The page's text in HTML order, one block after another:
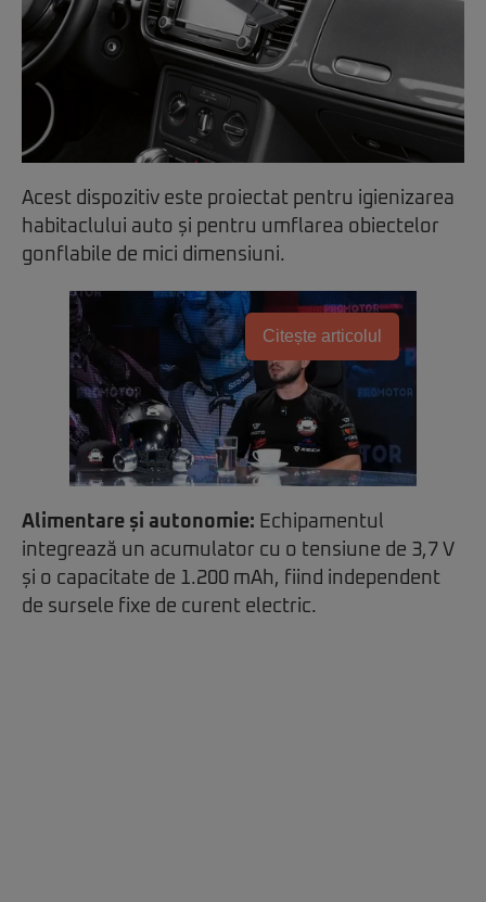
Acest dispozitiv este proiectat pentru igienizarea
habitaclului auto și pentru umflarea obiectelor
gonflabile de mici dimensiuni.
Citește articolul
Alimentare și autonomie: Echipamentul
integrează un acumulator cu o tensiune de 3,7 V
și o capacitate de 1.200 mAh, fiind independent
de sursele fixe de curent electric.